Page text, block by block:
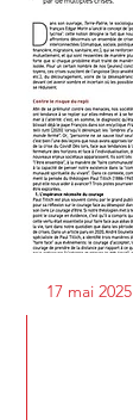
17 mai 2025